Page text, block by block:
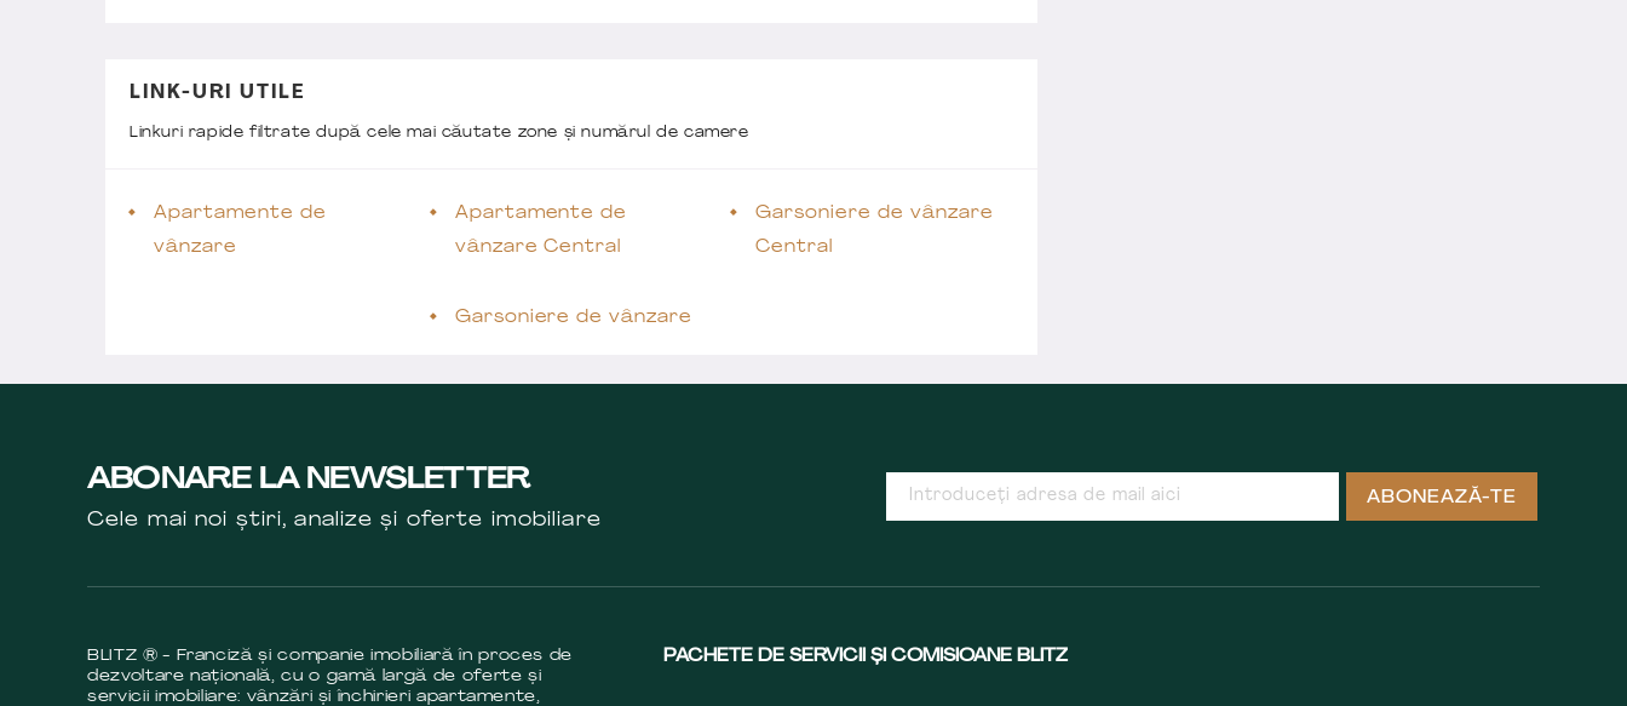
LINK-URI UTILE
Linkuri rapide filtrate după cele mai căutate zone și numărul de camere
Apartamente de
vânzare
Apartamente de
vânzare Central
Garsoniere de vânzare
Garsoniere de vânzare
Central
ABONARE LA NEWSLETTER
Cele mai noi știri, analize și oferte imobiliare
ABONEAZĂ-TE
BLITZ ® - Franciză și companie imobiliară în proces de
dezvoltare națională, cu o gamă largă de oferte și
servicii imobiliare: vânzări și închirieri apartamente,
PACHETE DE SERVICII ȘI COMISIOANE BLITZ